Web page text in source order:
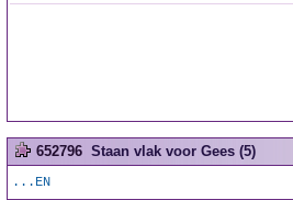
652796 Staan vlak voor Gees (5)
...EN